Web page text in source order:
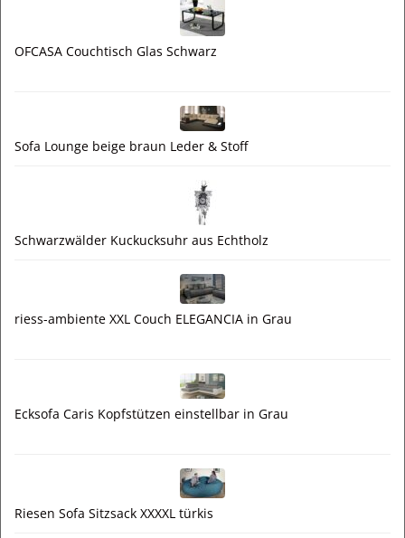
OFCASA Couchtisch Glas Schwarz
Sofa Lounge beige braun Leder & Stoff
Schwarzwälder Kuckucksuhr aus Echtholz
riess-ambiente XXL Couch ELEGANCIA in Grau
Ecksofa Caris Kopfstützen einstellbar in Grau
Riesen Sofa Sitzsack XXXXL türkis